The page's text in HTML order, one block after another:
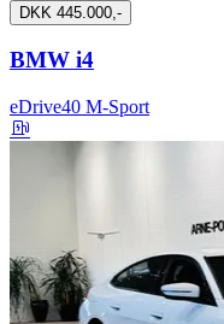
DKK 445.000,-
BMW i4
eDrive40 M-Sport